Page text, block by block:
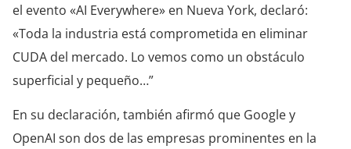
el evento «AI Everywhere» en Nueva York, declaró:
«Toda la industria está comprometida en eliminar
CUDA del mercado. Lo vemos como un obstáculo
superficial y pequeño…”
En su declaración, también afirmó que Google y
OpenAI son dos de las empresas prominentes en la